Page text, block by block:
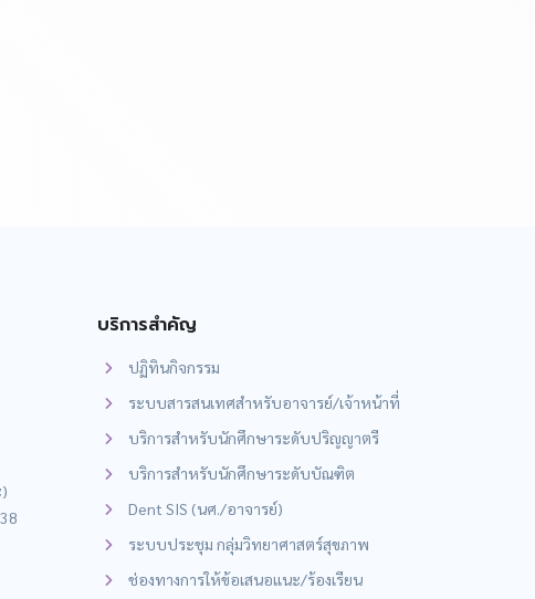
บริการสำคัญ
ปฏิทินกิจกรรม
ระบบสารสนเทศสำหรับอาจารย์/เจ้าหน้าที่
บริการสำหรับนักศึกษาระดับปริญญาตรี
บริการสำหรับนักศึกษาระดับบัณฑิต
Dent SIS (นศ./อาจารย์)
ระบบประชุม กลุ่มวิทยาศาสตร์สุขภาพ
ช่องทางการให้ข้อเสนอแนะ/ร้องเรียน